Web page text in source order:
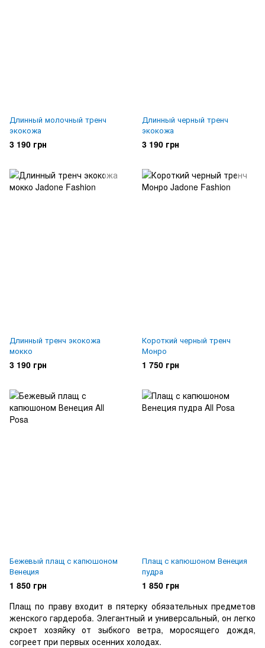
Длинный молочный тренч
экокожа
3 190 грн
Длинный черный тренч
экокожа
3 190 грн
Длинный тренч экокожа
мокко
3 190 грн
Короткий черный тренч
Монро
1 750 грн
Бежевый плащ с капюшоном
Венеция
1 850 грн
Плащ с капюшоном Венеция
пудра
1 850 грн
Плащ по праву входит в пятерку обязательных предметов
женского гардероба. Элегантный и универсальный, он легко
скроет хозяйку от зыбкого ветра, моросящего дождя,
согреет при первых осенних холодах.